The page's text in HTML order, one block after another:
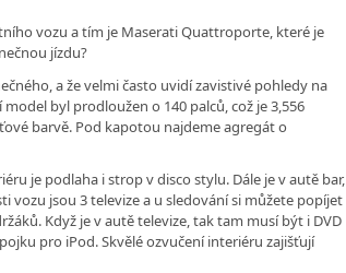
vozu a tím je Maserati Quattroporte, které je
jízdu?
a že velmi často uvidí zavistivé pohledy na
byl prodloužen o 140 palců, což je 3,556
barvě. Pod kapotou najdeme agregát o
je podlaha i strop v disco stylu. Dále je v autě bar,
vozu jsou 3 televize a u sledování si můžete popíjet
Když je v autě televize, tak tam musí být i DVD
pro iPod. Skvělé ozvučení interiéru zajišťují